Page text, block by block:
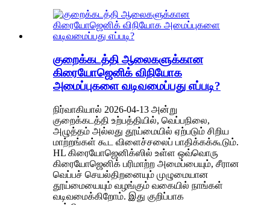
குறைக்கடத்தி ஆலைகளுக்கான
கிரையோஜெனிக் விநியோக
அமைப்புகளை வடிவமைப்பது எப்படி?
நிர்வாகியால் 2026-04-13 அன்று
குறைக்கடத்தி உற்பத்தியில், வெப்பநிலை,
அழுத்தம் அல்லது தூய்மையில் ஏற்படும் சிறிய
மாற்றங்கள் கூட விளைச்சலைப் பாதிக்கக்கூடும்.
HL கிரையோஜெனிக்ஸில் உள்ள ஒவ்வொரு
கிரையோஜெனிக் பரிமாற்ற அமைப்பையும், சீரான
வெப்பச் செயல்திறனையும் முழுமையான
தூய்மையையும் வழங்கும் வகையில் நாங்கள்
வடிவமைக்கிறோம். இது குறிப்பாக